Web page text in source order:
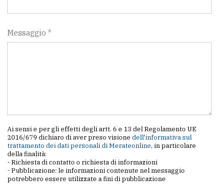
Messaggio *
Ai sensi e per gli effetti degli artt. 6 e 13 del Regolamento UE
2016/679 dichiaro di aver preso visione dell'informativa sul
trattamento dei dati personali di Merateonline, in particolare
della finalità:
- Richiesta di contatto o richiesta di informazioni
- Pubblicazione: le informazioni contenute nel messaggio
potrebbero essere utilizzate a fini di pubblicazione